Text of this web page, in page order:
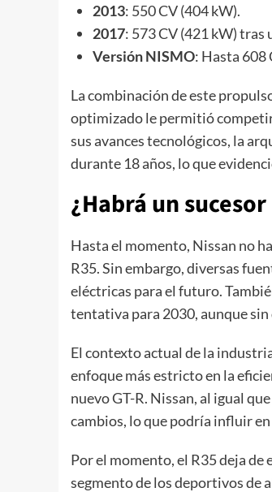
2013: 550 CV (404 kW).
2017: 573 CV (421 kW) tras
Versión NISMO: Hasta 608
La combinación de este
optimizado le permitió
sus avances tecnológicos, la
durante 18 años, lo que
¿Habrá un sucesor
Hasta el momento, Nissan no
R35. Sin embargo, diversas
eléctricas para el futuro.
tentativa para 2030, aunque
El contexto actual de la
enfoque más estricto en la
nuevo GT-R. Nissan, al igual
cambios, lo que podría influir
Por el momento, el R35 deja
segmento de los deportivos de